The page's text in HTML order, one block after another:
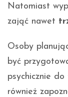
Natomiast
zająć nawet
Osoby
być
psychicznie
również